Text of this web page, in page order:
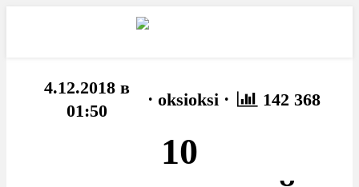
4.12.2018 в
01:50
· oksioksi · 142 368
10